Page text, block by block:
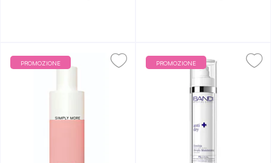
PROMOZIONE PROMOZIONE